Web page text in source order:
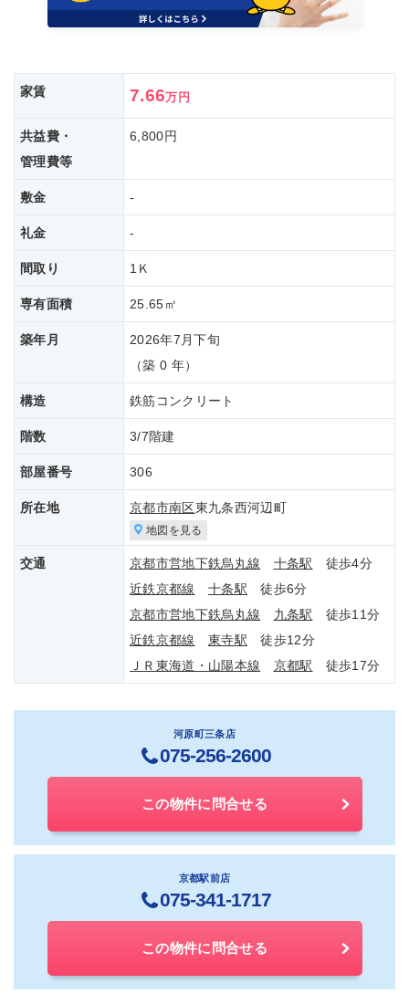
家賃 7.66万円
共益費・
管理費等
6,800円
敷金 -
礼金 -
間取り 1Ｋ
専有面積 25.65㎡
築年月
2026年7月下旬
（築 0 年）
構造 鉄筋コンクリート
階数 3/7階建
部屋番号 306
所在地 京都市南区東九条西河辺町
地図を見る
交通 京都市営地下鉄烏丸線 十条駅 徒歩4分
近鉄京都線
十条駅 徒歩6分
京都市営地下鉄烏丸線
九条駅 徒歩11分
近鉄京都線
東寺駅 徒歩12分
ＪＲ東海道・山陽本線
京都駅 徒歩17分
河原町三条店
075-256-2600
この物件に問合せる
京都駅前店
075-341-1717
この物件に問合せる